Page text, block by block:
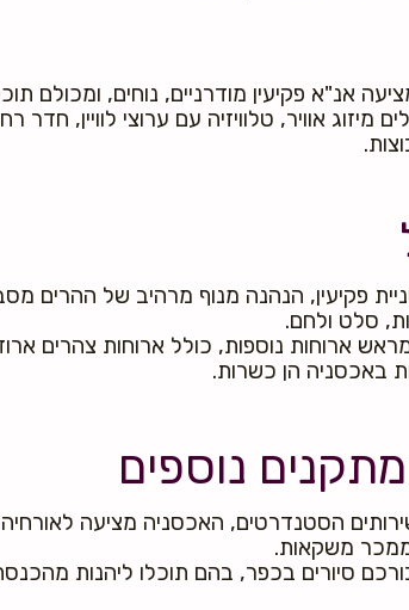
מיזוג אוויר, טלוויזיה עם ערוצי
סלט ולחם.
ארוחות נוספות, כולל ארוחות צהרים
באכסניה הן כשרות.
נוספים
הסטנדרטים, האכסניה מציעה
משקאות.
סיורים בכפר, בהם תוכלו ליהנות